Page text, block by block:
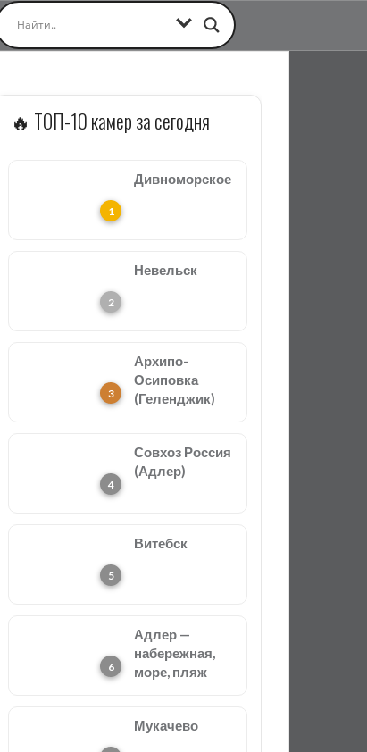
🔥 ТОП-10 камер за сегодня
Дивноморское
Невельск
Архипо-
Осиповка
(Геленджик)
Совхоз Россия
(Адлер)
Витебск
Адлер —
набережная,
море, пляж
Мукачево